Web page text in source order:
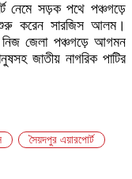
নেমে সড়ক পথে পঞ্চগড়ে
করেন সারজিস আলম।
নিজ জেলা পঞ্চগড়ে আগমন
জাতীয় নাগরিক পাটির
সৈয়দপুর এয়ারপোর্ট